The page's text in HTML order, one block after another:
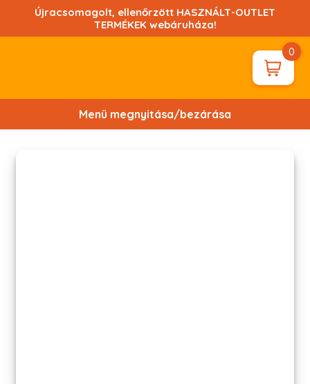
tartalomhoz!
Újracsomagolt, ellenőrzött HASZNÁLT-OUTLET
TERMÉKEK webáruháza!
0
Menü megnyitása/bezárása